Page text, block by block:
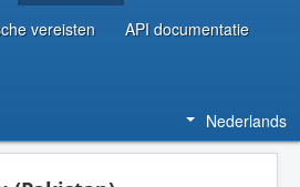
vereisten API documentatie
Nederlands